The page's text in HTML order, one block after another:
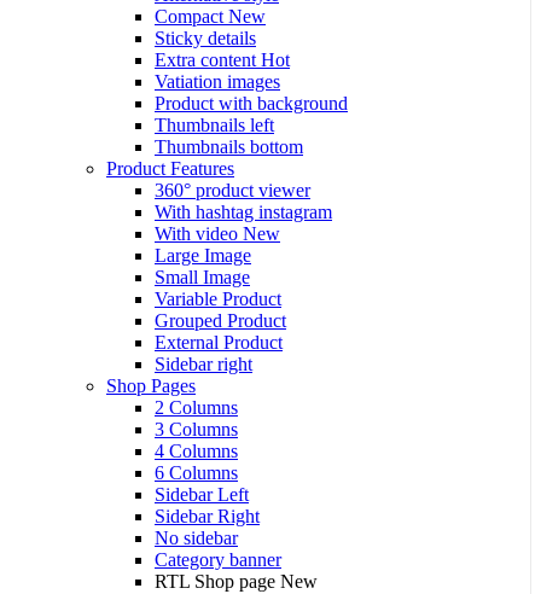
Compact New
Sticky details
Extra content Hot
Vatiation images
Product with background
Thumbnails left
Thumbnails bottom
Product Features
360° product viewer
With hashtag instagram
With video New
Large Image
Small Image
Variable Product
Grouped Product
External Product
Sidebar right
Shop Pages
2 Columns
3 Columns
4 Columns
6 Columns
Sidebar Left
Sidebar Right
No sidebar
Category banner
RTL Shop page New